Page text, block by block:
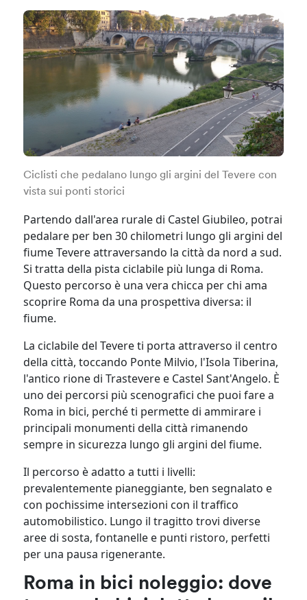
Ciclisti che pedalano lungo gli argini del Tevere con
vista sui ponti storici
Partendo dall'area rurale di Castel Giubileo, potrai
pedalare per ben 30 chilometri lungo gli argini del
fiume Tevere attraversando la città da nord a sud.
Si tratta della pista ciclabile più lunga di Roma.
Questo percorso è una vera chicca per chi ama
scoprire Roma da una prospettiva diversa: il
fiume.
La ciclabile del Tevere ti porta attraverso il centro
della città, toccando Ponte Milvio, l'Isola Tiberina,
l'antico rione di Trastevere e Castel Sant'Angelo. È
uno dei percorsi più scenografici che puoi fare a
Roma in bici, perché ti permette di ammirare i
principali monumenti della città rimanendo
sempre in sicurezza lungo gli argini del fiume.
Il percorso è adatto a tutti i livelli:
prevalentemente pianeggiante, ben segnalato e
con pochissime intersezioni con il traffico
automobilistico. Lungo il tragitto trovi diverse
aree di sosta, fontanelle e punti ristoro, perfetti
per una pausa rigenerante.
Roma in bici noleggio: dove